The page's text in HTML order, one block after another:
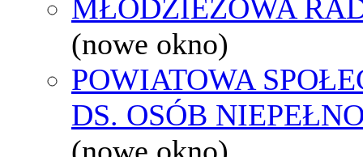
MŁODZIEŻOWA
(nowe okno)
POWIATOWA
DS. OSÓB